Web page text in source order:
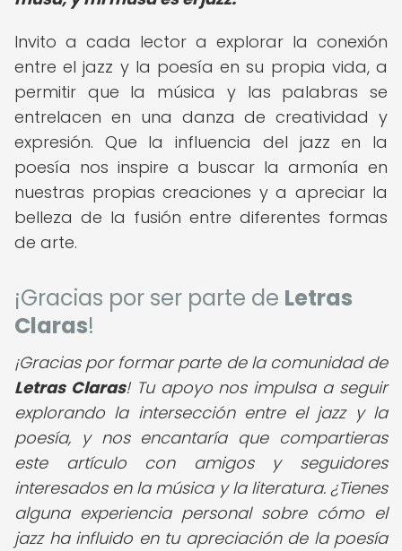
Invito a cada lector a explorar la conexión
entre el jazz y la poesía en su propia vida, a
permitir que la música y las palabras se
entrelacen en una danza de creatividad y
expresión. Que la influencia del jazz en la
poesía nos inspire a buscar la armonía en
nuestras propias creaciones y a apreciar la
belleza de la fusión entre diferentes formas
de arte.
¡Gracias por ser parte de Letras
Claras!
¡Gracias por formar parte de la comunidad de
Letras Claras! Tu apoyo nos impulsa a seguir
explorando la intersección entre el jazz y la
poesía, y nos encantaría que compartieras
este artículo con amigos y seguidores
interesados en la música y la literatura. ¿Tienes
alguna experiencia personal sobre cómo el
jazz ha influido en tu apreciación de la poesía